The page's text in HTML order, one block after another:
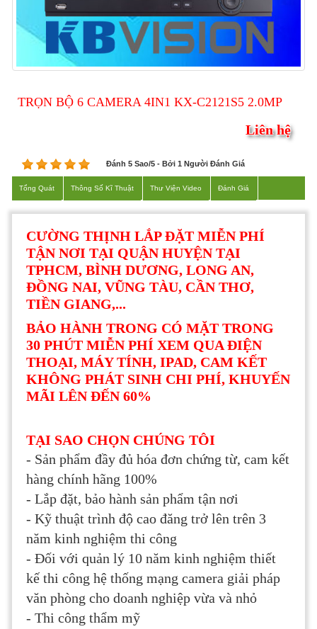
TRỌN BỘ 6 CAMERA 4IN1 KX-C2121S5 2.0MP
Liên hệ
Đánh 5 Sao/5 - Bởi1 Người Đánh Giá
Tổng Quát Thông Số Kĩ Thuật Thư Viện Video Đánh Giá
CƯỜNG THỊNH LẮP ĐẶT MIỄN PHÍ
TẬN NƠI TẠI QUẬN HUYỆN TẠI
TPHCM, BÌNH DƯƠNG, LONG AN,
ĐỒNG NAI, VŨNG TÀU, CẦN THƠ,
TIỀN GIANG,...
BẢO HÀNH TRONG CÓ MẶT TRONG
30 PHÚT MIỄN PHÍ XEM QUA ĐIỆN
THOẠI, MÁY TÍNH, IPAD, CAM KẾT
KHÔNG PHÁT SINH CHI PHÍ, KHUYẾN
MÃI LÊN ĐẾN 60%
TẠI SAO CHỌN CHÚNG TÔI
- Sản phẩm đầy đủ hóa đơn chứng từ, cam kết
hàng chính hãng 100%
- Lắp đặt, bảo hành sản phẩm tận nơi
- Kỹ thuật trình độ cao đăng trở lên trên 3
năm kinh nghiệm thi công
- Đối với quản lý 10 năm kinh nghiệm thiết
kế thi công hệ thống mạng camera giải pháp
văn phòng cho doanh nghiệp vừa và nhỏ
- Thi công thẩm mỹ